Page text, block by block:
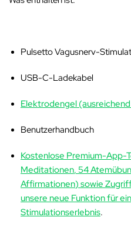
Pulsetto Vagusnerv-
USB-C-Ladekabel
Elektrodengel
Benutzerhandbuch
Kostenlose Premium-App-
Meditationen, 54
Affirmationen) sowie
unsere neue Funktion für
Stimulationserlebnis.